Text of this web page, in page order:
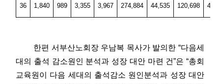
36 1,840 989 3,355 3,967 274,884 44,535 120,698
한편 서부산노회장 우남복 목사가 발의한 “다음세
대의 출석 감소원인 분석과 성장 대안 마련 건”은 “총회
교육원이 다음 세대의 출석감소 원인분석과 성장 대안